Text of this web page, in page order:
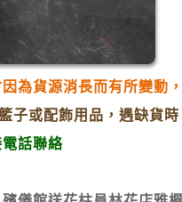
為貨源消長而有所變動
子或配飾用品，遇缺貨時
電話聯絡